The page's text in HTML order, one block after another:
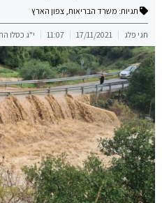
תגיות: משרד הבריאות, צפון הארץ
חגי פלג 17/11/2021
11:07 י"ג כסלו